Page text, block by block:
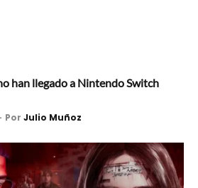
han llegado a Nintendo Switch
Por Julio Muñoz